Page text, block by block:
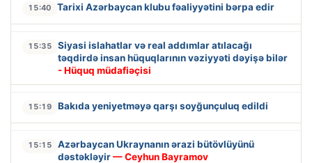
15:40 Tarixi Azərbaycan klubu fəaliyyətini bərpa edir
15:35
Siyasi islahatlar və real addımlar atılacağı
təqdirdə insan hüquqlarının vəziyyəti dəyişə bilər
- Hüquq müdafiəçisi
15:19 Bakıda yeniyetməyə qarşı soyğunçuluq edildi
15:15
Azərbaycan Ukraynanın ərazi bütövlüyünü
dəstəkləyir— Ceyhun Bayramov